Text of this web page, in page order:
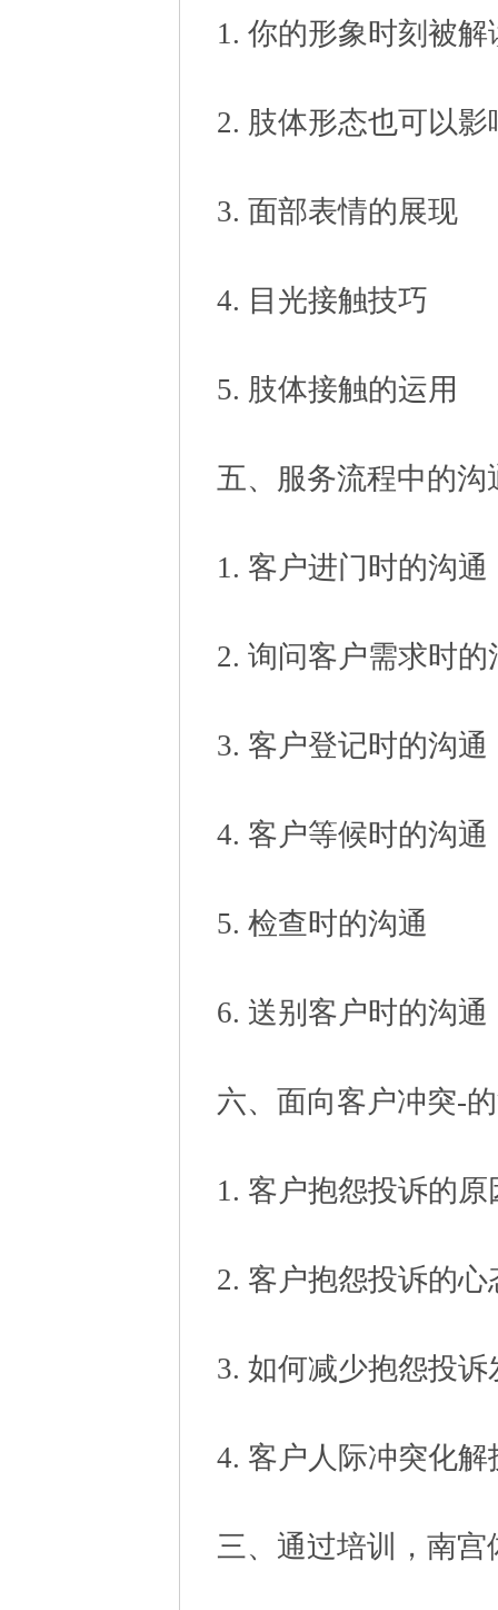
1. 你的形象时刻被解
2. 肢体形态也可以
3. 面部表情的展现
4. 目光接触技巧
5. 肢体接触的运用
五、服务流程中的沟
1. 客户进门时的沟通
2. 询问客户需求时的
3. 客户登记时的沟通
4. 客户等候时的沟通
5. 检查时的沟通
6. 送别客户时的沟通
六、面向客户冲突-
1. 客户抱怨投诉的原
2. 客户抱怨投诉的心
3. 如何减少抱怨投诉
4. 客户人际冲突化解
三、通过培训，南